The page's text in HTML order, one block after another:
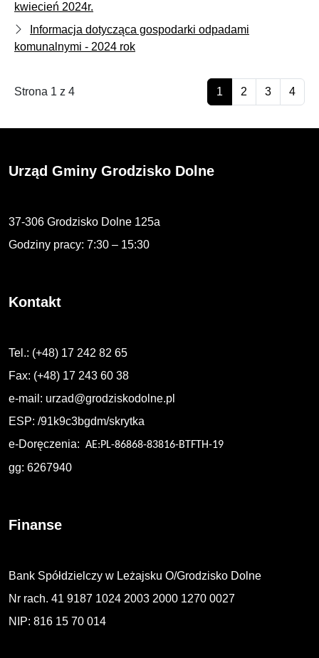
kwiecień 2024r.
Informacja dotycząca gospodarki odpadami
komunalnymi - 2024 rok
Strona 1 z 4 1 2 3 4
Urząd Gminy Grodzisko Dolne
37-306 Grodzisko Dolne 125a
Godziny pracy: 7:30 – 15:30
Kontakt
Tel.: (+48) 17 242 82 65
Fax: (+48) 17 243 60 38
e-mail: urzad@grodziskodolne.pl
ESP: /91k9c3bgdm/skrytka
e-Doręczenia: AE:PL-86868-83816-BTFTH-19
gg: 6267940
Finanse
Bank Spółdzielczy w Leżajsku O/Grodzisko Dolne
Nr rach. 41 9187 1024 2003 2000 1270 0027
NIP: 816 15 70 014